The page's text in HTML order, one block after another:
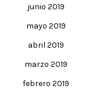
junio 2019
mayo 2019
abril 2019
marzo 2019
febrero 2019